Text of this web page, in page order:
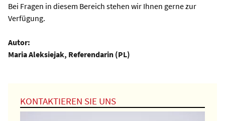
Bei Fragen in diesem Bereich stehen wir Ihnen gerne zur
Verfügung.
Autor:
Maria Aleksiejak, Referendarin (PL)
KONTAKTIEREN SIE UNS